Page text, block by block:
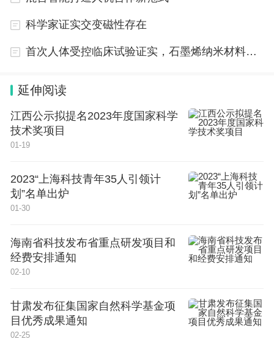
科学家证实交变磁性存在
首次人体受控临床试验证实，石墨烯纳米材料可安全开发
延伸阅读
江西公示拟提名2023年度国家科学
技术奖项目
01-19
2023“上海科技青年35人引领计
划”名单出炉
01-30
海南省科技发布省重点研发项目和
经费安排通知
02-10
甘肃发布征集国家自然科学基金项
目优秀成果通知
02-25